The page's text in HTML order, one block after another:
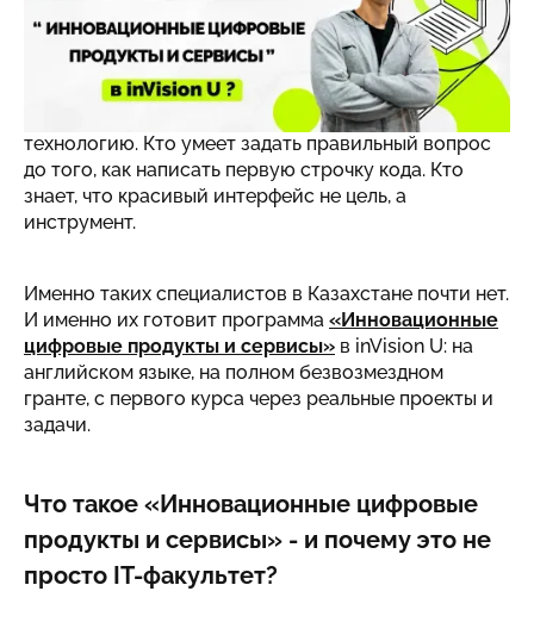
представляет программиста за экраном. Но мир
цифровых продуктов давно перестал быть только
про код. Сегодня самые востребованные люди в
технологических компаниях - это те, кто понимает
пользователя так же хорошо, как понимает
технологию. Кто умеет задать правильный вопрос
до того, как написать первую строчку кода. Кто
знает, что красивый интерфейс не цель, а
инструмент.
Именно таких специалистов в Казахстане почти нет.
И именно их готовит программа «Инновационные
цифровые продукты и сервисы» в inVision U: на
английском языке, на полном безвозмездном
гранте, с первого курса через реальные проекты и
задачи.
Что такое «Инновационные цифровые
продукты и сервисы» - и почему это не
просто IT-факультет?